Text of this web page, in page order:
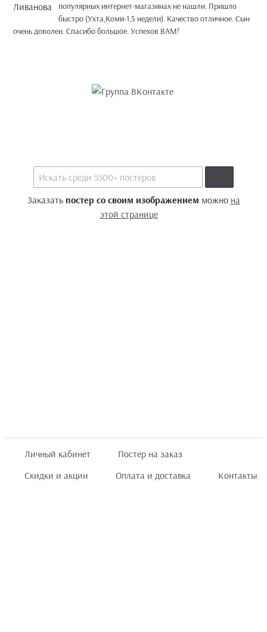
популярных интернет-магазинах не нашли. Пришло
быстро (Ухта,Коми-1,5 недели). Качество отличное. Сын
очень доволен. Спасибо большое. Успехов ВАМ!
Заказать постер со своим изображением можно на
этой странице
Личный кабинет
Постер на заказ
Скидки и акции
Оплата и доставка
Контакты